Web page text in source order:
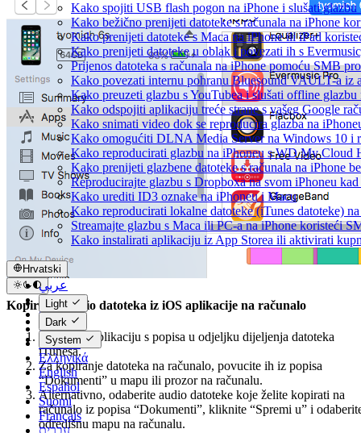
Kako spojiti USB flash pogon na iPhone i slušati
Kako bežično prenijeti datoteke s računala na iPhone
Kako prenijeti datoteke s Maca na iPhone ili iPad
Kako prenijeti datoteke u oblak i povezati ih s
Prijenos datoteka s računala na iPhone pomoću SMB
Kako povezati internu pohranu Bluesound VAULT-a iz
Kako preuzeti glazbu s YouTubea i slušati offline glazbu
Kako odspojiti aplikaciju treće strane s vašeg Google
Kako snimati video dok se reproducira glazba na
Kako omogućiti DLNA Media Server na Windows 10 i
Kako reproducirati glazbu na iPhoneu s WD My Cloud
Kako prenijeti glazbene datoteke s računala na iPhone
Reproducirajte glazbu s Dropboxa na svom iPhoneu
Kako urediti ID3 oznake na iPhoneu i Macu
Kako reproducirati lokalne datoteke (iTunes datoteke)
Streamajte glazbu s Maca ili PC-a na iPhone koristeći
Kako instalirati aplikaciju iz App Storea ili aktivirati
Hrvatski
عربي
Català
Čeština
Dansk
Deutsch
Ελληνικά
English
Español
Suomi
Français
עברית
Light
Dark
System
Kopiranje audio datoteka iz iOS aplikacije na računalo
Odaberite aplikaciju s popisa u odjeljku dijeljenja datoteka
iTunesa.
Za kopiranje datoteka na računalo, povucite ih iz popisa
“Dokumenti” u mapu ili prozor na računalu.
Alternativno, odaberite audio datoteke koje želite kopirati na
računalo iz popisa “Dokumenti”, kliknite “Spremi u” i
odredišnu mapu na računalu.